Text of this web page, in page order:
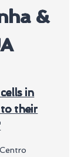
&
in
their